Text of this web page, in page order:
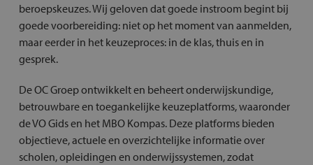
beroepskeuzes. Wij geloven dat goede instroom begint bij
goede voorbereiding: niet op het moment van aanmelden,
maar eerder in het keuzeproces: in de klas, thuis en in
gesprek.
De OC Groep ontwikkelt en beheert onderwijskundige,
betrouwbare en toegankelijke keuzeplatforms, waaronder
de VO Gids en het MBO Kompas. Deze platforms bieden
objectieve, actuele en overzichtelijke informatie over
scholen, opleidingen en onderwijssystemen, zodat